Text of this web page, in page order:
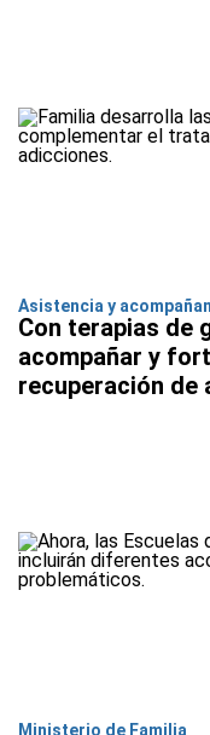
Asistencia y
Con terapias de
acompañar y
recuperación de
Ministerio de Familia